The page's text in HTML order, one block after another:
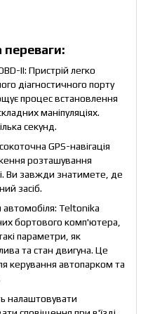
переваги:
II: Пристрій легко
діагностичного порту
процес встановлення
маніпуляціях.
секунд.
GPS-навігація
розташування
Ви завжди знатимете, де
засіб.
Teltonika
бортового комп'ютера,
параметри, як
та стан двигуна. Це
керування автопарком та
налаштовувати